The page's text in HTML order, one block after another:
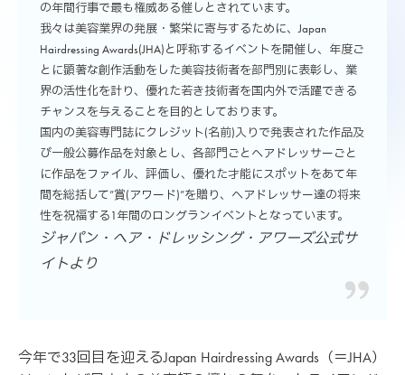
の年間行事で最も権威ある催しとされています。
我々は美容業界の発展・繁栄に寄与するために、Japan
Hairdressing Awards(JHA)と呼称するイベントを開催し、年度ご
とに顕著な創作活動をした美容技術者を部門別に表彰し、業
界の活性化を計り、優れた若き技術者を国内外で活躍できる
チャンスを与えることを目的としております。
国内の美容専門誌にクレジット(名前)入りで発表された作品及
び一般公募作品を対象とし、各部門ごとヘアドレッサーごと
に作品をファイル、評価し、優れた才能にスポットをあて年
間を総括して”賞(アワード)”を贈り、ヘアドレッサー達の将来
性を祝福する1年間のロングランイベントとなっています。
ジャパン・へア・ドレッシング・アワーズ公式サ
イトより
今年で33回目を迎えるJapan Hairdressing Awards（＝JHA）